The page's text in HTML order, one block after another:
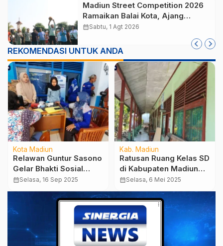
Madiun Street Competition 2026
Ramaikan Balai Kota, Ajang
Sportifitas Anak Muda dari Basket
calendar_monthSabtu, 1 Agt 2026
REKOMENDASI UNTUK ANDA
Kota Madiun
Relawan Guntur Sasono
Gelar Bhakti Sosial
Rayakan HUT ke-24
Partai Demokrat
calendar_monthSelasa, 16 Sep 2025
Kab. Madiun
Ratusan Ruang Kelas SD
di Kabupaten Madiun
Alami Kerusakan,
Terbanyak pada Bagian
Atap
calendar_monthSelasa, 6 Mei 2025